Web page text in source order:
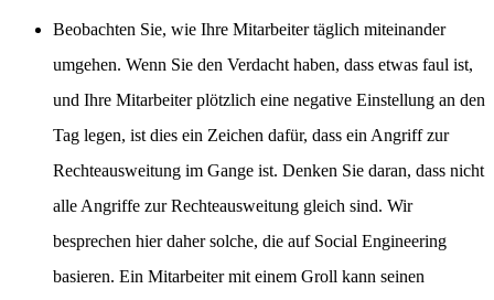
Beobachten Sie, wie Ihre Mitarbeiter täglich miteinander
umgehen. Wenn Sie den Verdacht haben, dass etwas faul ist,
und Ihre Mitarbeiter plötzlich eine negative Einstellung an den
Tag legen, ist dies ein Zeichen dafür, dass ein Angriff zur
Rechteausweitung im Gange ist. Denken Sie daran, dass nicht
alle Angriffe zur Rechteausweitung gleich sind. Wir
besprechen hier daher solche, die auf Social Engineering
basieren. Ein Mitarbeiter mit einem Groll kann seinen